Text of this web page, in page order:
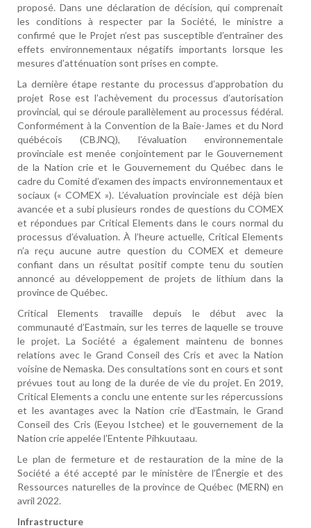
proposé. Dans une déclaration de décision, qui comprenait
les conditions à respecter par la Société, le ministre a
confirmé que le Projet n’est pas susceptible d’entraîner des
effets environnementaux négatifs importants lorsque les
mesures d’atténuation sont prises en compte.
La dernière étape restante du processus d’approbation du
projet Rose est l’achèvement du processus d’autorisation
provincial, qui se déroule parallèlement au processus fédéral.
Conformément à la Convention de la Baie-James et du Nord
québécois (CBJNQ), l’évaluation environnementale
provinciale est menée conjointement par le Gouvernement
de la Nation crie et le Gouvernement du Québec dans le
cadre du Comité d’examen des impacts environnementaux et
sociaux (« COMEX »). L’évaluation provinciale est déjà bien
avancée et a subi plusieurs rondes de questions du COMEX
et répondues par Critical Elements dans le cours normal du
processus d’évaluation. À l’heure actuelle, Critical Elements
n’a reçu aucune autre question du COMEX et demeure
confiant dans un résultat positif compte tenu du soutien
annoncé au développement de projets de lithium dans la
province de Québec.
Critical Elements travaille depuis le début avec la
communauté d’Eastmain, sur les terres de laquelle se trouve
le projet. La Société a également maintenu de bonnes
relations avec le Grand Conseil des Cris et avec la Nation
voisine de Nemaska. Des consultations sont en cours et sont
prévues tout au long de la durée de vie du projet. En 2019,
Critical Elements a conclu une entente sur les répercussions
et les avantages avec la Nation crie d’Eastmain, le Grand
Conseil des Cris (Eeyou Istchee) et le gouvernement de la
Nation crie appelée l’Entente Pihkuutaau.
Le plan de fermeture et de restauration de la mine de la
Société a été accepté par le ministère de l’Énergie et des
Ressources naturelles de la province de Québec (MERN) en
avril 2022.
Infrastructure